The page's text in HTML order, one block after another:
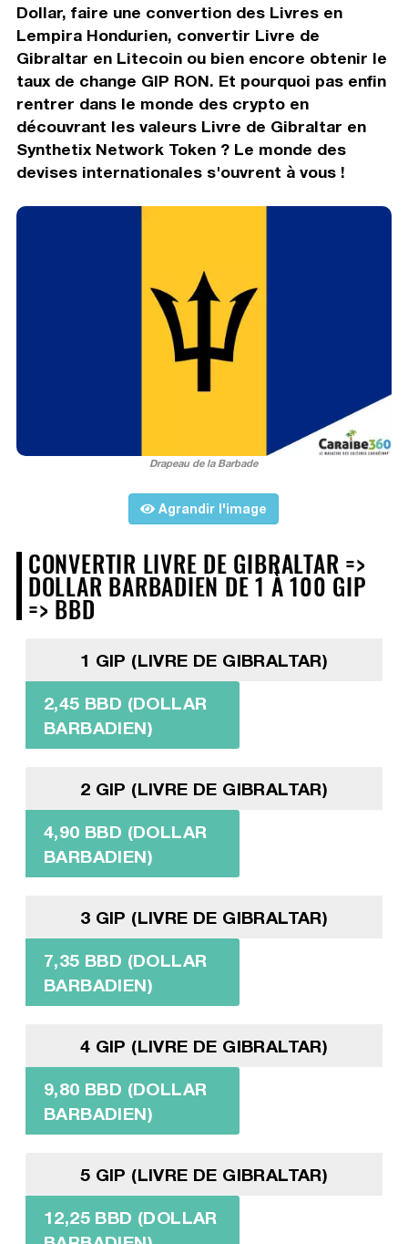
Dollar, faire une convertion des Livres en
Lempira Hondurien, convertir Livre de
Gibraltar en Litecoin ou bien encore obtenir le
taux de change GIP RON. Et pourquoi pas enfin
rentrer dans le monde des crypto en
découvrant les valeurs Livre de Gibraltar en
Synthetix Network Token ? Le monde des
devises internationales s'ouvrent à vous !
Drapeau de la Barbade
Agrandir l'image
CONVERTIR LIVRE DE GIBRALTAR =>
DOLLAR BARBADIEN DE 1 À 100 GIP
=> BBD
1 GIP (LIVRE DE GIBRALTAR)
2,45 BBD (DOLLAR
BARBADIEN)
2 GIP (LIVRE DE GIBRALTAR)
4,90 BBD (DOLLAR
BARBADIEN)
3 GIP (LIVRE DE GIBRALTAR)
7,35 BBD (DOLLAR
BARBADIEN)
4 GIP (LIVRE DE GIBRALTAR)
9,80 BBD (DOLLAR
BARBADIEN)
5 GIP (LIVRE DE GIBRALTAR)
12,25 BBD (DOLLAR